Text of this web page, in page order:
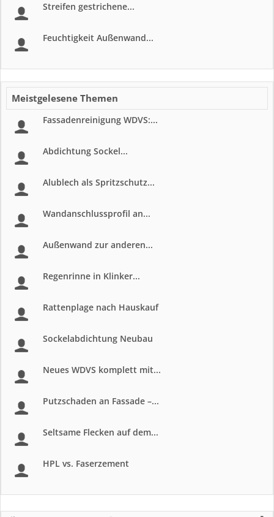
Streifen gestrichene...
Feuchtigkeit Außenwand...
Meistgelesene Themen
Fassadenreinigung WDVS:...
Abdichtung Sockel...
Alublech als Spritzschutz...
Wandanschlussprofil an...
Außenwand zur anderen...
Regenrinne in Klinker...
Rattenplage nach Hauskauf
Sockelabdichtung Neubau
Neues WDVS komplett mit...
Putzschaden an Fassade –...
Seltsame Flecken auf dem...
HPL vs. Faserzement